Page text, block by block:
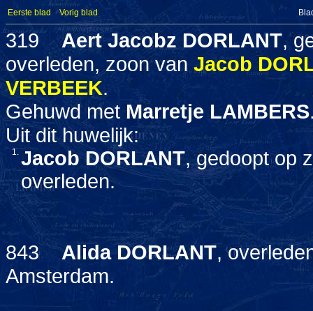
Eerste blad Vorig blad
319Aert Jacobz DORLANT,
overleden, zoon van Jacob
VERBEEK.
Gehuwd met Marretje LAMBERS
Uit dit huwelijk:
1. Jacob DORLANT, gedoopt op
overleden.
843Alida DORLANT,
Amsterdam.